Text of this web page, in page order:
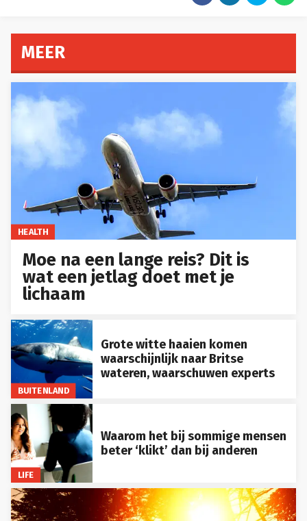
MEER
HEALTH
Moe na een lange reis? Dit is
wat een jetlag doet met je
lichaam
BUITENLAND
Grote witte haaien komen
waarschijnlijk naar Britse
wateren, waarschuwen experts
LIFE
Waarom het bij sommige mensen
beter ‘klikt’ dan bij anderen